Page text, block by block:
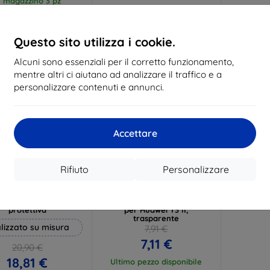
Questo sito utilizza i cookie.
Alcuni sono essenziali per il corretto funzionamento,
mentre altri ci aiutano ad analizzare il traffico e a
personalizzare contenuti e annunci.
Accettare
Personalizzare
Rifiuto
In
protettiva
su misura
20,90 €
18,81 €
-10%
EXTRA10
per Huawei Y3 II,
trasparente
7,91 €
7,11 €
Ultimo pezzo disponibile